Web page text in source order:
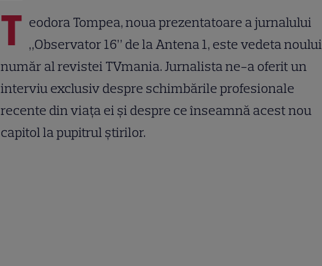
T eodora Tompea, noua prezentatoare a jurnalului
„Observator 16” de la Antena 1, este vedeta noului
număr al revistei TVmania. Jurnalista ne-a oferit un
interviu exclusiv despre schimbările profesionale
recente din viața ei și despre ce înseamnă acest nou
capitol la pupitrul știrilor.